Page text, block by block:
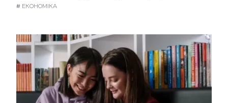
# ЕКОНОМІКА